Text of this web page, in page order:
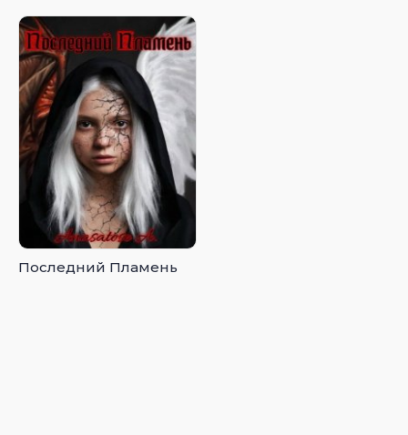
Последний Пламень